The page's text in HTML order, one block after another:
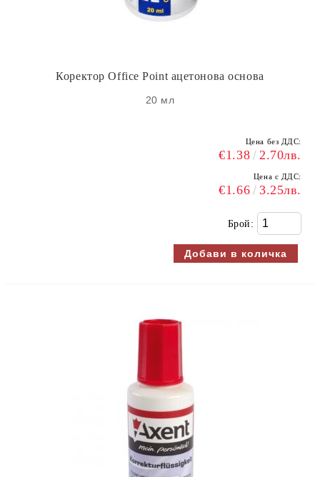
Коректор Office Point ацетонова основа
20 мл
Цена без ДДС:
€1.38 2.70лв.
Цена с ДДС:
€1.66 3.25лв.
Брой: